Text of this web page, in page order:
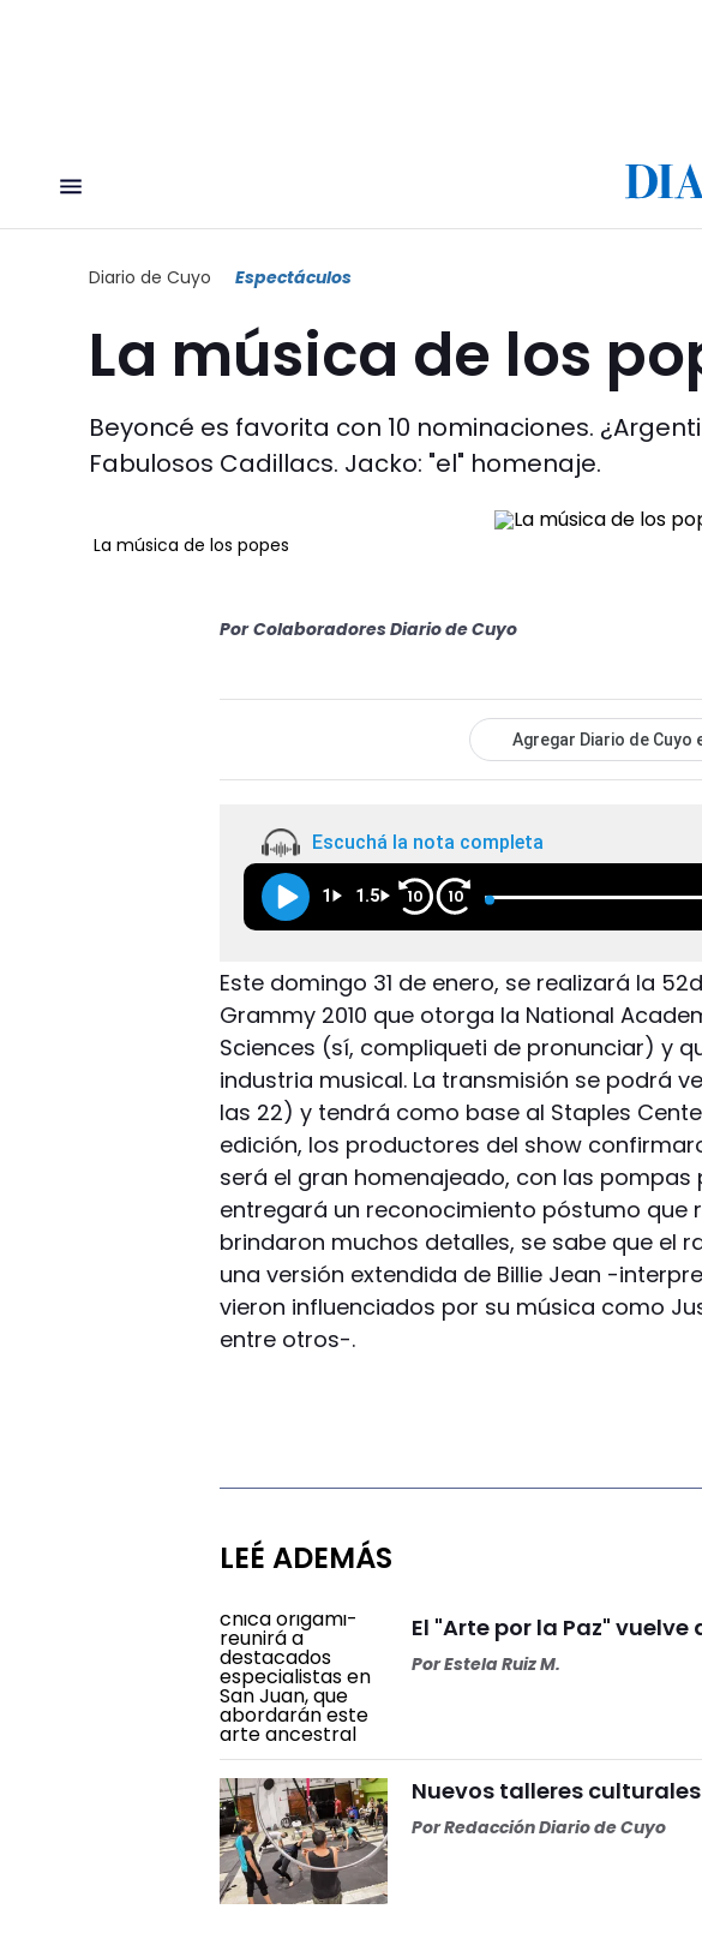
Diario de Cuyo Espectáculos
La música de los
Beyoncé es favorita con 10 nominaciones.
Fabulosos Cadillacs. Jacko: "el" homenaje.
La música de los popes
Por Colaboradores Diario de Cuyo
Agregar Diario de Cuyo
Escuchá la nota completa
1 1.5 10 10
Este domingo 31 de enero, se realizará la
Grammy 2010 que otorga la National
Sciences (sí, compliqueti de pronunciar) y
industria musical. La transmisión se podrá
las 22) y tendrá como base al Staples
edición, los productores del show
será el gran homenajeado, con las pompas
entregará un reconocimiento póstumo que
brindaron muchos detalles, se sabe que el
una versión extendida de Billie Jean -
vieron influenciados por su música como
entre otros-.
LEÉ ADEMÁS
El "Arte por la Paz"
PorEstela Ruiz M.
Nuevos talleres
PorRedacción Diario de Cuyo